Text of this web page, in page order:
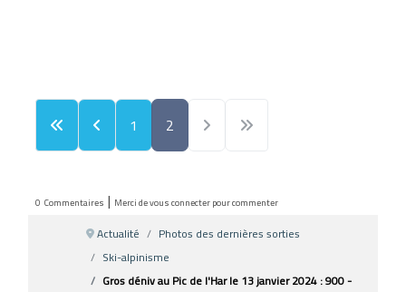
1 2
0 Commentaires | Merci de vous connecter pour commenter
Actualité
Photos des dernières sorties
Ski-alpinisme
Gros déniv au Pic de l'Har le 13 janvier 2024 : 900 -